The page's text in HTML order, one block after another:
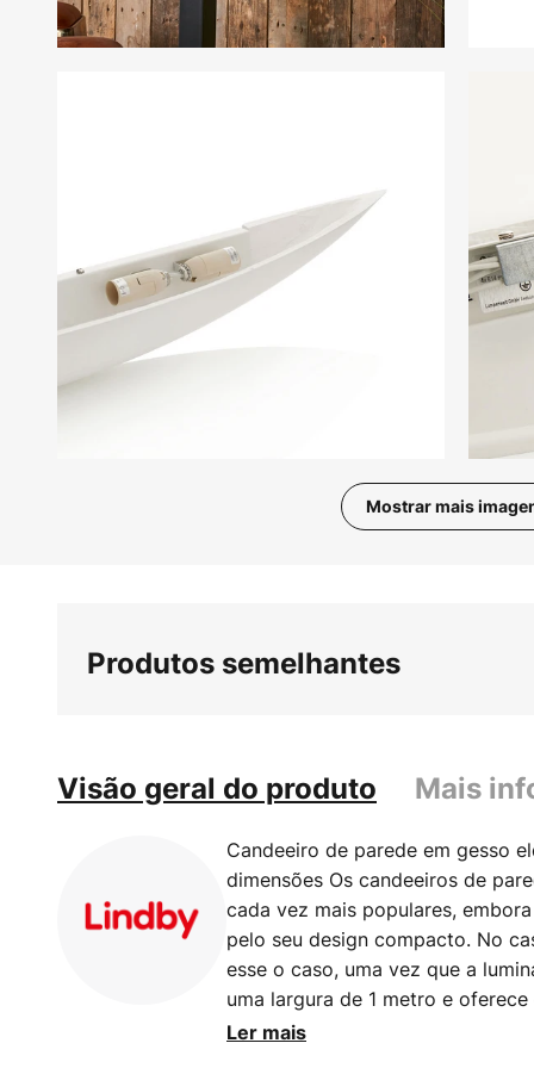
Mostrar mais
Produtos semelhantes
Visão geral do produto Mais
Candeeiro de parede em gesso
dimensões Os candeeiros de
cada vez mais populares,
pelo seu design compacto. No
esse o caso, uma vez que a
uma largura de 1 metro e
luminária foi concebida como um
Ler mais